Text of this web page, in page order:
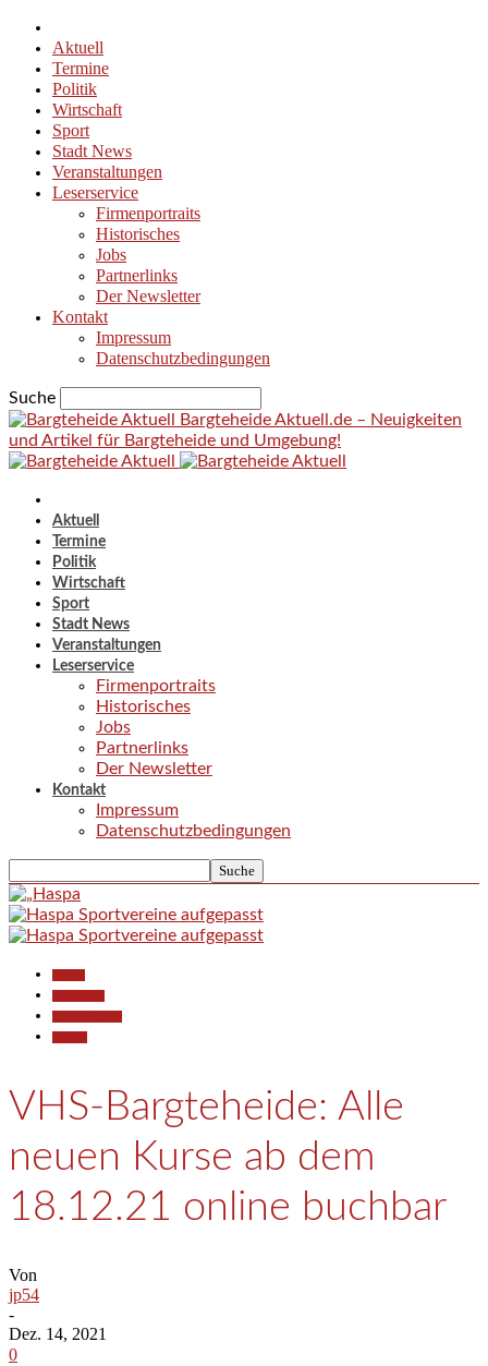
Aktuell
Termine
Politik
Wirtschaft
Sport
Stadt News
Veranstaltungen
Leserservice
Firmenportraits
Historisches
Jobs
Partnerlinks
Der Newsletter
Kontakt
Impressum
Datenschutzbedingungen
Suche
Bargteheide Aktuell.de – Neuigkeiten
und Artikel für Bargteheide und Umgebung!
Aktuell
Termine
Politik
Wirtschaft
Sport
Stadt News
Veranstaltungen
Leserservice
Firmenportraits
Historisches
Jobs
Partnerlinks
Der Newsletter
Kontakt
Impressum
Datenschutzbedingungen
VHS-Bargteheide: Alle
neuen Kurse ab dem
18.12.21 online buchbar
Von
jp54
-
Dez. 14, 2021
0